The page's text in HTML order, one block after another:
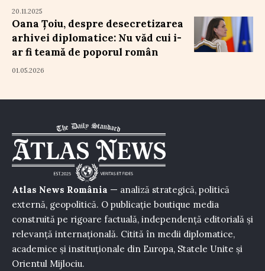
20.11.2025
Oana Țoiu, despre desecretizarea
arhivei diplomatice: Nu văd cui i-
ar fi teamă de poporul român
01.05.2026
Atlas News România — analiză strategică, politică
externă, geopolitică. O publicație boutique media
construită pe rigoare factuală, independență editorială și
relevanță internațională. Citită în medii diplomatice,
academice și instituționale din Europa, Statele Unite și
Orientul Mijlociu.